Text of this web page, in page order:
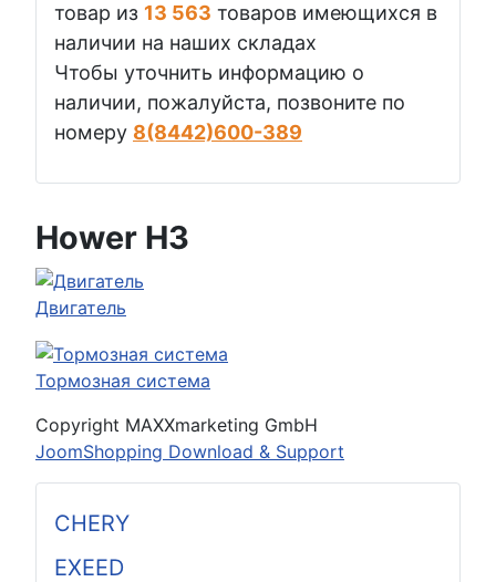
CHERY
EXEED
товар из 13 563 товаров имеющихся в
наличии на наших складах
Чтобы уточнить информацию о
наличии, пожалуйста, позвоните по
номеру 8(8442)600-389
Hower H3
Двигатель
Тормозная система
Copyright MAXXmarketing GmbH
JoomShopping Download & Support